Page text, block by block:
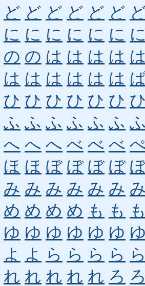
ど ど ど ど ど ど
に に に に に に
の の は は は は
は は は は は は
ひ ひ ひ ひ ひ ひ
ふ ふ ふ ふ ふ ふ
へ へ へ べ べ べ
ほ ほ ぼ ぼ ぼ ぼ
み み み み み み
め め め め も も
ゆ ゆ ゆ ゆ ゆ ゆ
よ よ ら ら ら ら
れ れ れ れ れ ろ